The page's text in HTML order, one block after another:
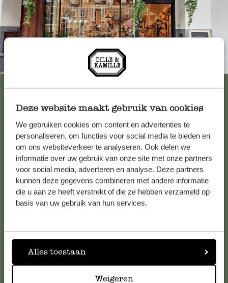
Deze website maakt gebruik van cookies
We gebruiken cookies om content en advertenties te
personaliseren, om functies voor social media te bieden en
om ons websiteverkeer te analyseren. Ook delen we
informatie over uw gebruik van onze site met onze partners
voor social media, adverteren en analyse. Deze partners
kunnen deze gegevens combineren met andere informatie
die u aan ze heeft verstrekt of die ze hebben verzameld op
basis van uw gebruik van hun services.
Alles toestaan
Weigeren
Immer in der Nähe
Kundenservice/Hilfe
Falls Sie Fragen haben oder Tipps und Hilfe brauchen, wenden
Sie sich bitte an unseren Kundenservice. Oder lesen Sie hier
die Antworten aufhäufig gestellte Fragen.
Online-Kundenservice